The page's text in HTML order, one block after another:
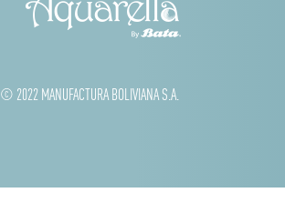
© 2022 MANUFACTURA BOLIVIANA S.A.